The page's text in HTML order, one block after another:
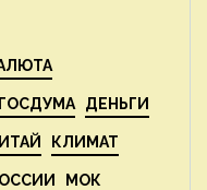
ГОСДУМА ДЕНЬГИ
КЛИМАТ
МОК